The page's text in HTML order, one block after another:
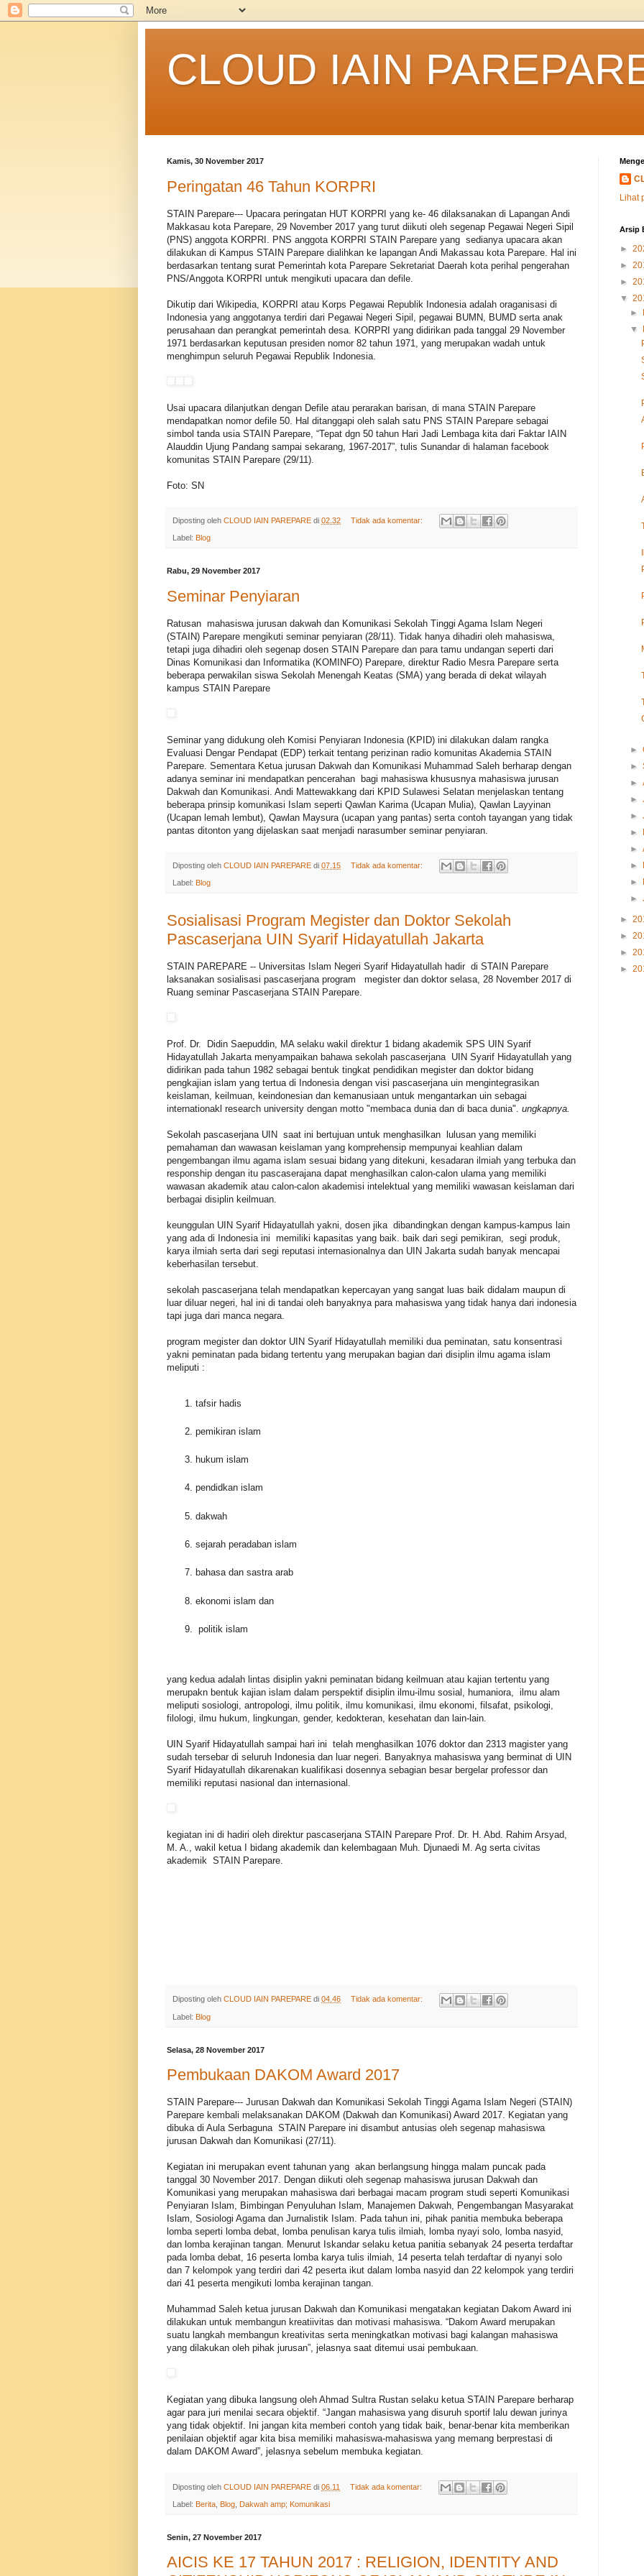
CLOUD IAIN
Kamis, 30 November 2017
Peringatan 46 Tahun KORPRI
STAIN Parepare--- Upacara peringatan HUT KORPRI yang ke- 46 dilaksanakan di Lapangan Andi
Makkasau kota Parepare, 29 November 2017 yang turut diikuti oleh segenap Pegawai Negeri Sipil
(PNS) anggota KORPRI. PNS anggota KORPRI STAIN Parepare yang sedianya upacara akan
dilakukan di Kampus STAIN Parepare dialihkan ke lapangan Andi Makassau kota Parepare. Hal ini
berdasarkan tentang surat Pemerintah kota Parepare Sekretariat Daerah kota perihal pengerahan
PNS/Anggota KORPRI untuk mengikuti upacara dan defile.
Dikutip dari Wikipedia, KORPRI atau Korps Pegawai Republik Indonesia adalah oraganisasi di
Indonesia yang anggotanya terdiri dari Pegawai Negeri Sipil, pegawai BUMN, BUMD serta anak
perusahaan dan perangkat pemerintah desa. KORPRI yang didirikan pada tanggal 29 November
1971 berdasarkan keputusan presiden nomor 82 tahun 1971, yang merupakan wadah untuk
menghimpun seluruh Pegawai Republik Indonesia.
Usai upacara dilanjutkan dengan Defile atau perarakan barisan, di mana STAIN Parepare
mendapatkan nomor defile 50. Hal ditanggapi oleh salah satu PNS STAIN Parepare sebagai
simbol tanda usia STAIN Parepare, “Tepat dgn 50 tahun Hari Jadi Lembaga kita dari Faktar IAIN
Alauddin Ujung Pandang sampai sekarang, 1967-2017”, tulis Sunandar di halaman facebook
komunitas STAIN Parepare (29/11).
Foto: SN
Diposting oleh CLOUD IAIN PAREPARE di 02.32 Tidak ada komentar:
Label: Blog
Rabu, 29 November 2017
Seminar Penyiaran
Ratusan mahasiswa jurusan dakwah dan Komunikasi Sekolah Tinggi Agama Islam Negeri
(STAIN) Parepare mengikuti seminar penyiaran (28/11). Tidak hanya dihadiri oleh mahasiswa,
tetapi juga dihadiri oleh segenap dosen STAIN Parepare dan para tamu undangan seperti dari
Dinas Komunikasi dan Informatika (KOMINFO) Parepare, direktur Radio Mesra Parepare serta
beberapa perwakilan siswa Sekolah Menengah Keatas (SMA) yang berada di dekat wilayah
kampus STAIN Parepare
Seminar yang didukung oleh Komisi Penyiaran Indonesia (KPID) ini dilakukan dalam rangka
Evaluasi Dengar Pendapat (EDP) terkait tentang perizinan radio komunitas Akademia STAIN
Parepare. Sementara Ketua jurusan Dakwah dan Komunikasi Muhammad Saleh berharap dengan
adanya seminar ini mendapatkan pencerahan bagi mahasiswa khususnya mahasiswa jurusan
Dakwah dan Komunikasi. Andi Mattewakkang dari KPID Sulawesi Selatan menjelaskan tentang
beberapa prinsip komunikasi Islam seperti Qawlan Karima (Ucapan Mulia), Qawlan Layyinan
(Ucapan lemah lembut), Qawlan Maysura (ucapan yang pantas) serta contoh tayangan yang tidak
pantas ditonton yang dijelaskan saat menjadi narasumber seminar penyiaran.
Diposting oleh CLOUD IAIN PAREPARE di 07.15 Tidak ada komentar:
Label: Blog
Sosialisasi Program Megister dan Doktor Sekolah
Pascaserjana UIN Syarif Hidayatullah Jakarta
STAIN PAREPARE -- Universitas Islam Negeri Syarif Hidayatullah hadir di STAIN Parepare
laksanakan sosialisasi pascaserjana program megister dan doktor selasa, 28 November 2017 di
Ruang seminar Pascaserjana STAIN Parepare.
Prof. Dr. Didin Saepuddin, MA selaku wakil direktur 1 bidang akademik SPS UIN Syarif
Hidayatullah Jakarta menyampaikan bahawa sekolah pascaserjana UIN Syarif Hidayatullah yang
didirikan pada tahun 1982 sebagai bentuk tingkat pendidikan megister dan doktor bidang
pengkajian islam yang tertua di Indonesia dengan visi pascaserjana uin mengintegrasikan
keislaman, keilmuan, keindonesian dan kemanusiaan untuk mengantarkan uin sebagai
internationakl research university dengan motto "membaca dunia dan di baca dunia". ungkapnya.
Sekolah pascaserjana UIN saat ini bertujuan untuk menghasilkan lulusan yang memiliki
pemahaman dan wawasan keislaman yang komprehensip mempunyai keahlian dalam
pengembangan ilmu agama islam sesuai bidang yang ditekuni, kesadaran ilmiah yang terbuka dan
responship dengan itu pascaserajana dapat menghasilkan calon-calon ulama yang memiliki
wawasan akademik atau calon-calon akademisi intelektual yang memiliki wawasan keislaman dari
berbagai disiplin keilmuan.
keunggulan UIN Syarif Hidayatullah yakni, dosen jika dibandingkan dengan kampus-kampus lain
yang ada di Indonesia ini memiliki kapasitas yang baik. baik dari segi pemikiran, segi produk,
karya ilmiah serta dari segi reputasi internasionalnya dan UIN Jakarta sudah banyak mencapai
keberhasilan tersebut.
sekolah pascaserjana telah mendapatkan kepercayan yang sangat luas baik didalam maupun di
luar diluar negeri, hal ini di tandai oleh banyaknya para mahasiswa yang tidak hanya dari indonesia
tapi juga dari manca negara.
program megister dan doktor UIN Syarif Hidayatullah memiliki dua peminatan, satu konsentrasi
yakni peminatan pada bidang tertentu yang merupakan bagian dari disiplin ilmu agama islam
meliputi :
tafsir hadis
pemikiran islam
hukum islam
pendidkan islam
dakwah
sejarah peradaban islam
bahasa dan sastra arab
ekonomi islam dan
politik islam
yang kedua adalah lintas disiplin yakni peminatan bidang keilmuan atau kajian tertentu yang
merupakn bentuk kajian islam dalam perspektif disiplin ilmu-ilmu sosial, humaniora, ilmu alam
meliputi sosiologi, antropologi, ilmu politik, ilmu komunikasi, ilmu ekonomi, filsafat, psikologi,
filologi, ilmu hukum, lingkungan, gender, kedokteran, kesehatan dan lain-lain.
UIN Syarif Hidayatullah sampai hari ini telah menghasilkan 1076 doktor dan 2313 magister yang
sudah tersebar di seluruh Indonesia dan luar negeri. Banyaknya mahasiswa yang berminat di UIN
Syarif Hidayatullah dikarenakan kualifikasi dosennya sebagian besar bergelar professor dan
memiliki reputasi nasional dan internasional.
kegiatan ini di hadiri oleh direktur pascaserjana STAIN Parepare Prof. Dr. H. Abd. Rahim Arsyad,
M. A., wakil ketua I bidang akademik dan kelembagaan Muh. Djunaedi M. Ag serta civitas
akademik STAIN Parepare.
Diposting oleh CLOUD IAIN PAREPARE di 04.46 Tidak ada komentar:
Label: Blog
Selasa, 28 November 2017
Pembukaan DAKOM Award 2017
STAIN Parepare--- Jurusan Dakwah dan Komunikasi Sekolah Tinggi Agama Islam Negeri (STAIN)
Parepare kembali melaksanakan DAKOM (Dakwah dan Komunikasi) Award 2017. Kegiatan yang
dibuka di Aula Serbaguna STAIN Parepare ini disambut antusias oleh segenap mahasiswa
jurusan Dakwah dan Komunikasi (27/11).
Kegiatan ini merupakan event tahunan yang akan berlangsung hingga malam puncak pada
tanggal 30 November 2017. Dengan diikuti oleh segenap mahasiswa jurusan Dakwah dan
Komunikasi yang merupakan mahasiswa dari berbagai macam program studi seperti Komunikasi
Penyiaran Islam, Bimbingan Penyuluhan Islam, Manajemen Dakwah, Pengembangan Masyarakat
Islam, Sosiologi Agama dan Jurnalistik Islam. Pada tahun ini, pihak panitia membuka beberapa
lomba seperti lomba debat, lomba penulisan karya tulis ilmiah, lomba nyayi solo, lomba nasyid,
dan lomba kerajinan tangan. Menurut Iskandar selaku ketua panitia sebanyak 24 peserta terdaftar
pada lomba debat, 16 peserta lomba karya tulis ilmiah, 14 peserta telah terdaftar di nyanyi solo
dan 7 kelompok yang terdiri dari 42 peserta ikut dalam lomba nasyid dan 22 kelompok yang terdiri
dari 41 peserta mengikuti lomba kerajinan tangan.
Muhammad Saleh ketua jurusan Dakwah dan Komunikasi mengatakan kegiatan Dakom Award ini
dilakukan untuk membangun kreatiivitas dan motivasi mahasiswa. “Dakom Award merupakan
suatu langkah membangun kreativitas serta meningkatkan motivasi bagi kalangan mahasiswa
yang dilakukan oleh pihak jurusan”, jelasnya saat ditemui usai pembukaan.
Kegiatan yang dibuka langsung oleh Ahmad Sultra Rustan selaku ketua STAIN Parepare berharap
agar para juri menilai secara objektif. “Jangan mahasiswa yang disuruh sportif lalu dewan jurinya
yang tidak objektif. Ini jangan kita memberi contoh yang tidak baik, benar-benar kita memberikan
penilaian objektif agar kita bisa memiliki mahasiswa-mahasiswa yang memang berprestasi di
dalam DAKOM Award”, jelasnya sebelum membuka kegiatan.
Diposting oleh CLOUD IAIN PAREPARE di 06.11 Tidak ada komentar:
Label: Berita Blog Dakwah amp; Komunikasi
Senin, 27 November 2017
AICIS KE 17 TAHUN 2017 : RELIGION, IDENTITY AND
Lihat
Arsip
►
►
►
▼
►
▼
►
►
►
►
►
►
►
►
►
►
►
►
►
►